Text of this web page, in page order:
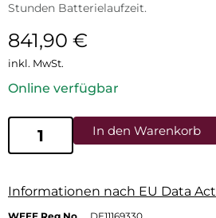
Stunden Batterielaufzeit.
841,90 €
inkl. MwSt.
Online verfügbar
In den Warenkorb
Informationen nach EU Data Act